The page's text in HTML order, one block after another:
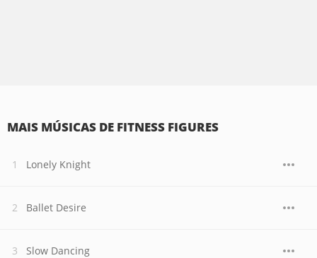
MAIS MÚSICAS DE FITNESS FIGURES
Lonely Knight
Ballet Desire
Slow Dancing